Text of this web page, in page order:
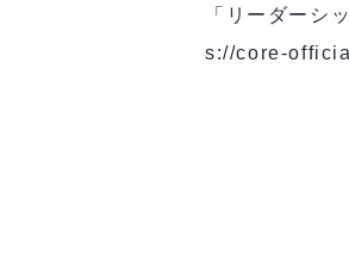
「リーダーシ
s://core-